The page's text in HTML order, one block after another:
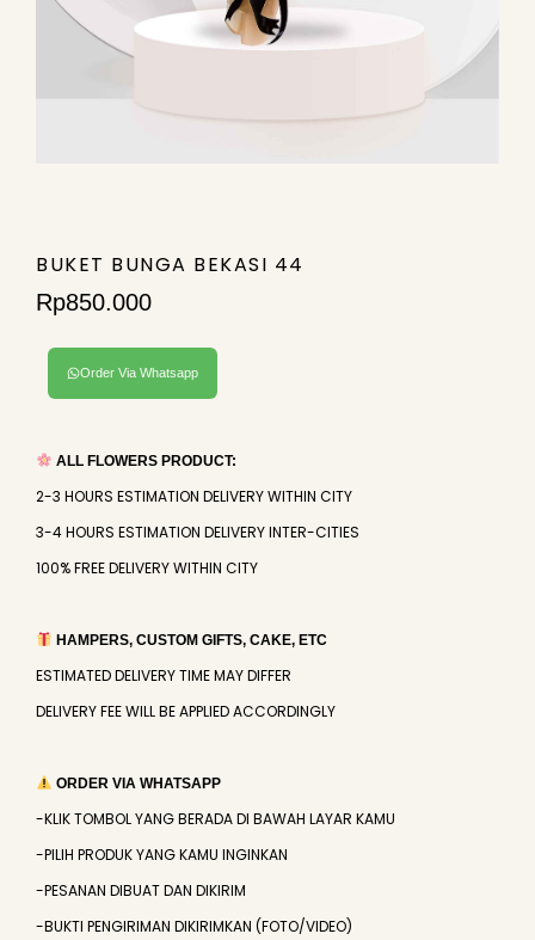
BUKET BUNGA BEKASI 44
Rp850.000
Order Via Whatsapp
ALL FLOWERS PRODUCT:
2-3 HOURS ESTIMATION DELIVERY WITHIN CITY
3-4 HOURS ESTIMATION DELIVERY INTER-CITIES
100% FREE DELIVERY WITHIN CITY
HAMPERS, CUSTOM GIFTS, CAKE, ETC
ESTIMATED DELIVERY TIME MAY DIFFER
DELIVERY FEE WILL BE APPLIED ACCORDINGLY
ORDER VIA WHATSAPP
-KLIK TOMBOL YANG BERADA DI BAWAH LAYAR KAMU
-PILIH PRODUK YANG KAMU INGINKAN
-PESANAN DIBUAT DAN DIKIRIM
-BUKTI PENGIRIMAN DIKIRIMKAN (FOTO/VIDEO)